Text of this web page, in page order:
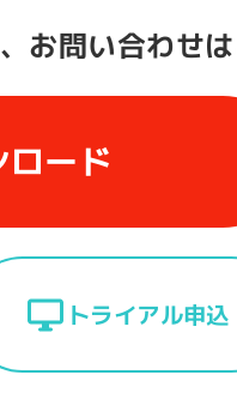
お問い合わせは
ード
トライアル申込